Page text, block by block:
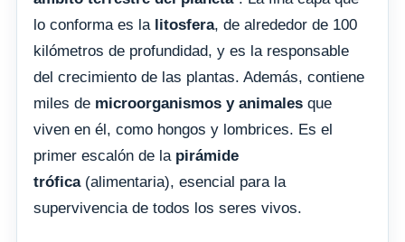
lo conforma es la litosfera, de alrededor de 100
kilómetros de profundidad, y es la responsable
del crecimiento de las plantas. Además, contiene
miles de microorganismos y animales que
viven en él, como hongos y lombrices. Es el
primer escalón de la pirámide
trófica(alimentaria), esencial para la
supervivencia de todos los seres vivos.